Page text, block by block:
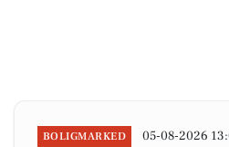
BOLIGMARKED 05-08-2026